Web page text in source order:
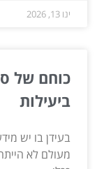
ינו 13, 2026
כוחם של
ביעילות
בעידן בו יש
מעולם לא